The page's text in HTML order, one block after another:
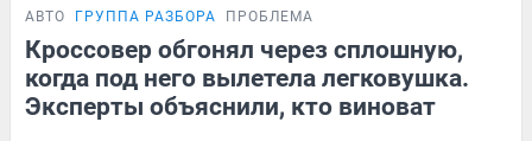
АВТО ГРУППА РАЗБОРА ПРОБЛЕМА
Кроссовер обгонял через сплошную,
когда под него вылетела легковушка.
Эксперты объяснили, кто виноват